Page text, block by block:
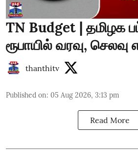
TN Budget | தமிழக
ரூபாயில் வரவு,
thanthitv
Published on: 05 Aug 2026, 3:13 pm
Read More